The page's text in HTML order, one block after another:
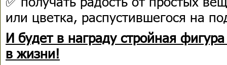
или цветка, распустившегося на
И будет в награду стройная
в жизни!